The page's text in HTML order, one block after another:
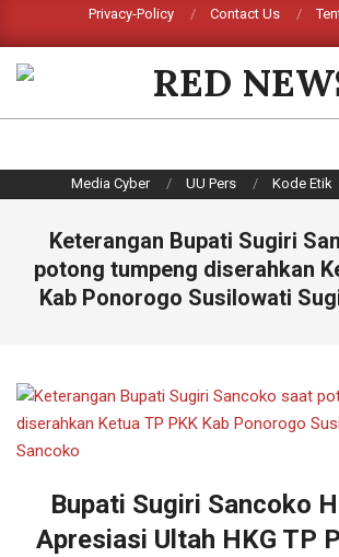
to
content
Privacy-Policy Contact Us
RED
NEWS
Media Cyber UU Pers Kode Etik
Keterangan Bupati Sugiri
potong tumpeng diserahkan
Kab Ponorogo Susilowati
Bupati Sugiri Sancoko
Apresiasi Ultah HKG TP